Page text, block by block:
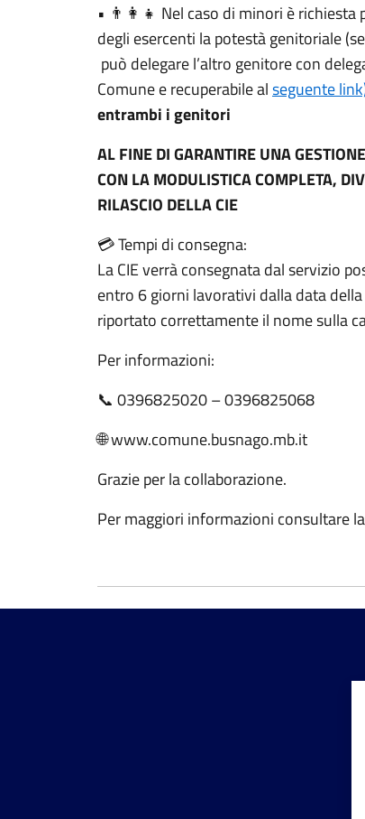
• 👨‍👩‍👧 Nel caso di minori è
degli esercenti la potestà genitoriale
può delegare l’altro genitore con
Comune e recuperabile alseguente
entrambi i genitori
AL FINE DI GARANTIRE UNA
CON LA MODULISTICA COMPLETA,
RILASCIO DELLA CIE
💳 Tempi di consegna:
La CIE verrà consegnata dal servizio
entro 6 giorni lavorativi dalla data
riportato correttamente il nome sulla
Per informazioni:
📞 0396825020 – 0396825068
🌐 www.comune.busnago.mb.it
Grazie per la collaborazione.
Per maggiori informazioni consultare